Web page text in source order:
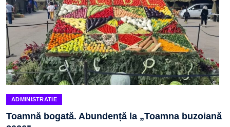
ADMINISTRATIE
Toamnă bogată. Abundență la „Toamna buzoiană